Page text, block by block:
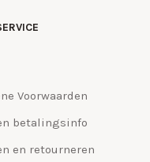
Voorwaarden
betalingsinfo
en retourneren